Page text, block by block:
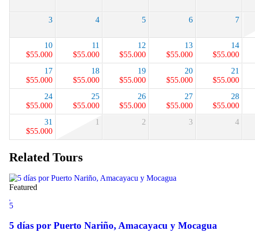
3 4 5 6 7
10
$55.000
11
$55.000
12
$55.000
13
$55.000
14
$55.000
17
$55.000
18
$55.000
19
$55.000
20
$55.000
21
$55.000
24
$55.000
25
$55.000
26
$55.000
27
$55.000
28
$55.000
31
$55.000
1 2 3 4
Related Tours
Featured
5
5 días por Puerto Nariño, Amacayacu y Mocagua